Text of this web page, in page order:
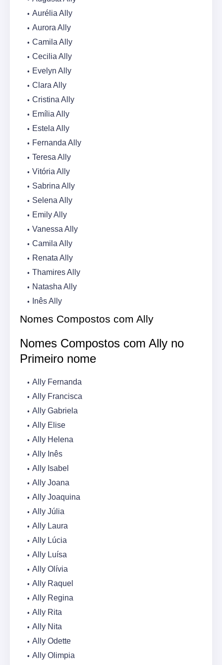
Aurélia Ally
Aurora Ally
Camila Ally
Cecilia Ally
Evelyn Ally
Clara Ally
Cristina Ally
Emília Ally
Estela Ally
Fernanda Ally
Teresa Ally
Vitória Ally
Sabrina Ally
Selena Ally
Emily Ally
Vanessa Ally
Camila Ally
Renata Ally
Thamires Ally
Natasha Ally
Inês Ally
Nomes Compostos com Ally
Nomes Compostos com Ally no
Primeiro nome
Ally Fernanda
Ally Francisca
Ally Gabriela
Ally Elise
Ally Helena
Ally Inês
Ally Isabel
Ally Joana
Ally Joaquina
Ally Júlia
Ally Laura
Ally Lúcia
Ally Luísa
Ally Olívia
Ally Raquel
Ally Regina
Ally Rita
Ally Nita
Ally Odette
Ally Olimpia